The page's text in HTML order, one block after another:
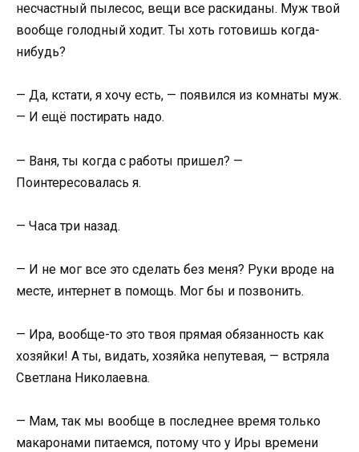
несчастный пылесос, вещи все раскиданы. Муж твой
вообще голодный ходит. Ты хоть готовишь когда-
нибудь?
— Да, кстати, я хочу есть, — появился из комнаты муж.
— И ещё постирать надо.
— Ваня, ты когда с работы пришел? —
Поинтересовалась я.
— Часа три назад.
— И не мог все это сделать без меня? Руки вроде на
месте, интернет в помощь. Мог бы и позвонить.
— Ира, вообще-то это твоя прямая обязанность как
хозяйки! А ты, видать, хозяйка непутевая, — встряла
Светлана Николаевна.
— Мам, так мы вообще в последнее время только
макаронами питаемся, потому что у Иры времени